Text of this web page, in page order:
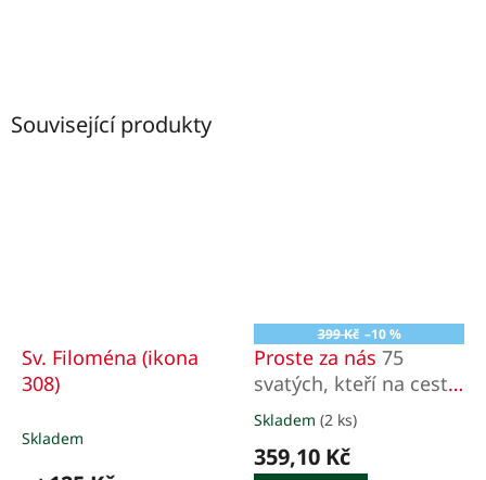
Související produkty
Sv. Filoména (ikona
308)
Skladem
399 Kč –10 %
Proste za nás 75
svatých, kteří na cestě
ke svatosti hřešili,
trpěli a zápasili
Průměrné
produktu
Skladem (2 ks)
359,10 Kč